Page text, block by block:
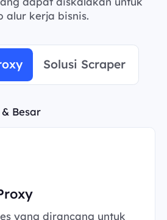
alur kerja bisnis.
Solusi Scraper
Besar
yang dirancang untuk